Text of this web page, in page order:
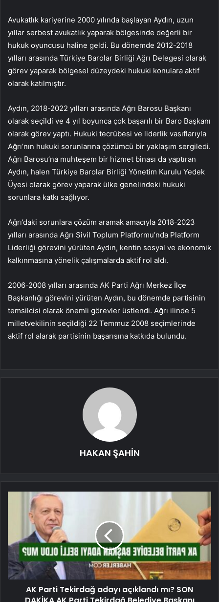
Avukatlık kariyerine 2000 yılında başlayan Aydın, uzun
yıllar serbest avukatlık yaparak bölgesinde değerli bir
hukuk oyuncusu haline geldi. Bu dönemde 2012-2018
yılları arasında Türkiye Barolar Birliği Ağrı Delegesi olarak
görev yaparak bölgesel düzeydeki hukuki konulara aktif
olarak katılmıştır.
Aydın, 2018-2022 yılları arasında Ağrı Barosu Başkanı
olarak seçildi ve 4 yıl boyunca çok başarılı bir Baro Başkanı
olarak görev yaptı. Hukuki tecrübesi ve liderlik vasıflarıyla
Ağrı’nın hukuki sorunlarına çözümcü bir yaklaşım sergiledi.
Ağrı Barosu’na muhteşem bir hizmet binası da yaptıran
Aydın, halen Türkiye Barolar Birliği Yönetim Kurulu Yedek
Üyesi olarak görev yaparak ülke genelindeki hukuki
sorunlara katkı sağlıyor.
Ağrı’daki sorunlara çözüm aramak amacıyla 2018-2023
yılları arasında Ağrı Sivil Toplum Platformu’nda Platform
Liderliği görevini yürüten Aydın, kentin sosyal ve ekonomik
kalkınmasına yönelik çalışmalarda aktif rol aldı.
2006-2008 yılları arasında AK Parti Ağrı Merkez İlçe
Başkanlığı görevini yürüten Aydın, bu dönemde partisinin
temsilcisi olarak önemli görevler üstlendi. Ağrı ilinde 5
milletvekilinin seçildiği 22 Temmuz 2008 seçimlerinde
aktif rol alarak partisinin başarısına katkıda bulundu.
HAKAN ŞAHİN
AK Parti Tekirdağ adayı açıklandı mı? SON